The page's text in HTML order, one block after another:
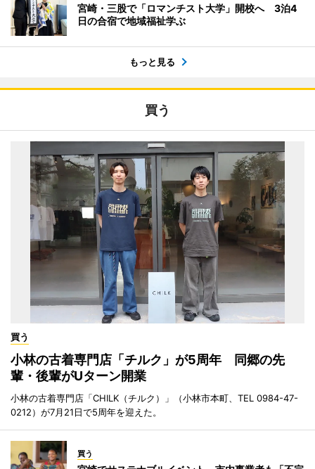
宮崎・三股で「ロマンチスト大学」開校へ 3泊4
日の合宿で地域福祉学ぶ
もっと見る
買う
買う
小林の古着専門店「チルク」が5周年 同郷の先
輩・後輩がUターン開業
小林の古着専門店「CHILK（チルク）」（小林市本町、TEL 0984-47-
0212）が7月21日で5周年を迎えた。
買う